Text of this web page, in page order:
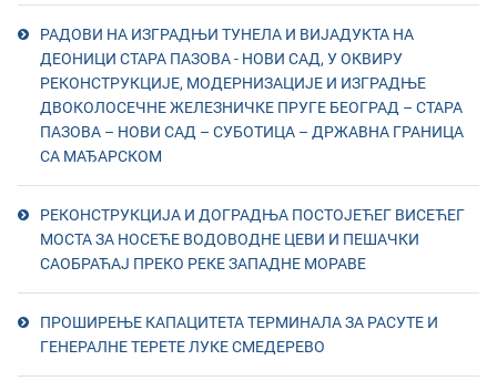
РАДОВИ НА ИЗГРАДЊИ ТУНЕЛА И ВИЈАДУКТА НА
ДЕОНИЦИ СТАРА ПАЗОВА - НОВИ САД, У ОКВИРУ
РЕКОНСТРУКЦИЈЕ, МОДЕРНИЗАЦИЈЕ И ИЗГРАДЊЕ
ДВОКОЛОСЕЧНЕ ЖЕЛЕЗНИЧКЕ ПРУГЕ БЕОГРАД – СТАРА
ПАЗОВА – НОВИ САД – СУБОТИЦА – ДРЖАВНА ГРАНИЦА
СА МАЂАРСКОМ
РЕКОНСТРУКЦИЈА И ДОГРАДЊА ПОСТОЈЕЋЕГ ВИСЕЋЕГ
МОСТА ЗА НОСЕЋЕ ВОДОВОДНЕ ЦЕВИ И ПЕШАЧКИ
САОБРАЋАЈ ПРЕКО РЕКЕ ЗАПАДНЕ МОРАВЕ
ПРОШИРЕЊЕ КАПАЦИТЕТА ТЕРМИНАЛА ЗА РАСУТЕ И
ГЕНЕРАЛНЕ ТЕРЕТЕ ЛУКЕ СМЕДЕРЕВО